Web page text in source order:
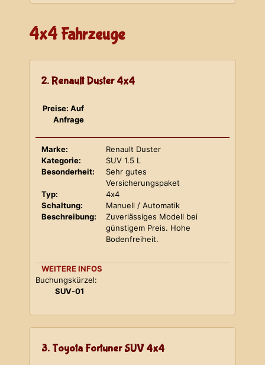
4x4 Fahrzeuge
2. Renault Duster 4x4
Preise: Auf
Anfrage
Marke:
Renault Duster
Kategorie:
SUV 1.5 L
Besonderheit:
Sehr gutes
Versicherungspaket
Typ:
4x4
Schaltung:
Manuell / Automatik
Beschreibung:
Zuverlässiges Modell bei
günstigem Preis. Hohe
Bodenfreiheit.
WEITERE INFOS
Buchungskürzel:
SUV-01
3. Toyota Fortuner SUV 4x4